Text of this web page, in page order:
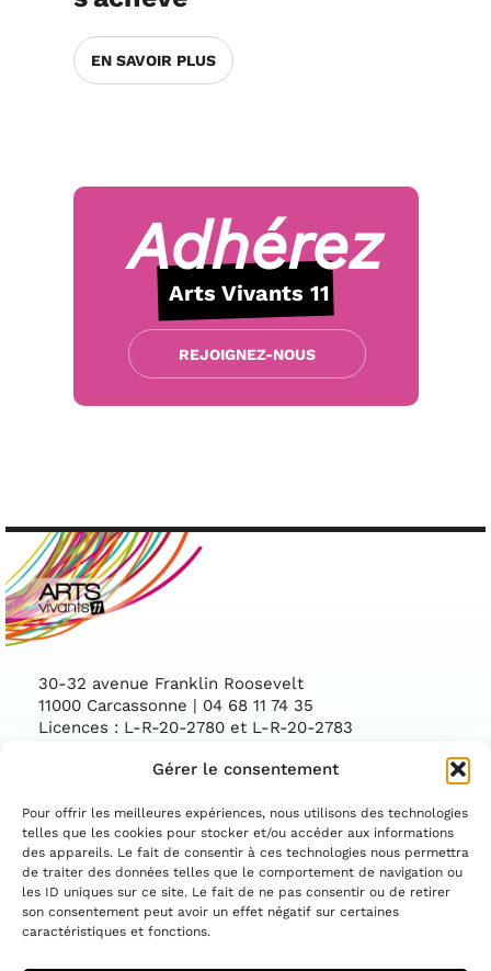
Gérer le consentement
Pour offrir les meilleures expériences, nous utilisons des technologies
telles que les cookies pour stocker et/ou accéder aux informations
des appareils. Le fait de consentir à ces technologies nous permettra
de traiter des données telles que le comportement de navigation ou
les ID uniques sur ce site. Le fait de ne pas consentir ou de retirer
son consentement peut avoir un effet négatif sur certaines
caractéristiques et fonctions.
EN SAVOIR PLUS
Adhérez
Arts Vivants 11
REJOIGNEZ-NOUS
30-32 avenue Franklin Roosevelt
11000 Carcassonne | 04 68 11 74 35
Licences : L-R-20-2780 et L-R-20-2783
Facebook
ASSOCIATION CONVENTIONNÉE PAR LE
DÉPARTEMENT DE L'AUDE ET LA DIRECTION
RÉGIONALE DES AFFAIRES CULTURELLES
OCCITANIE